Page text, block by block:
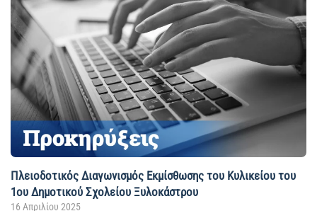
Πλειοδοτικός Διαγωνισμός Εκμίσθωσης του Κυλικείου του
1ου Δημοτικού Σχολείου Ξυλοκάστρου
16 Απριλίου 2025